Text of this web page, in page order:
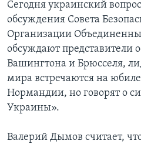
Сегодня украинский
обсуждения Совета
Организации
обсуждают представители
Вашингтона и Брюсселя,
мира встречаются на
Нормандии, но говорят о
Украины».
Валерий Дымов считает,